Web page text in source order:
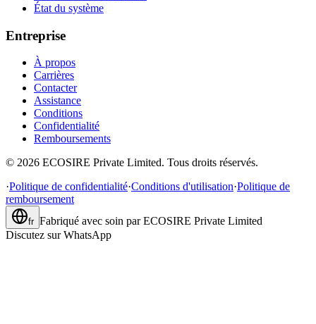
État du système
Entreprise
À propos
Carrières
Contacter
Assistance
Conditions
Confidentialité
Remboursements
© 2026 ECOSIRE Private Limited. Tous droits réservés.
·Politique de confidentialité·Conditions d'utilisation·Politique de
remboursement
fr Fabriqué avec soin par ECOSIRE Private Limited
Discutez sur WhatsApp